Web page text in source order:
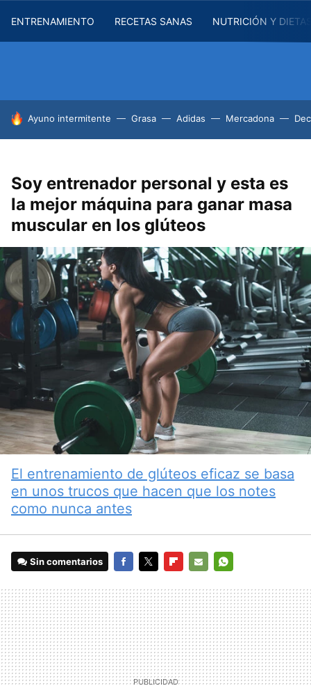
ENTRENAMIENTO RECETAS SANAS NUTRICIÓN Y
HOY SE HABLA DE
Ayuno intermitente Grasa Adidas Mercadona
Soy entrenador personal y esta es
la mejor máquina para ganar masa
muscular en los glúteos
El entrenamiento de glúteos eficaz se basa
en unos trucos que hacen que los notes
como nunca antes
Sin comentarios
MAIL